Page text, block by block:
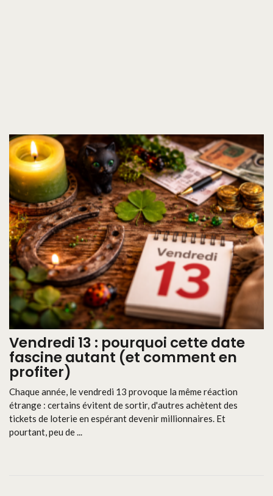
Vendredi 13 : pourquoi cette date
fascine autant (et comment en
profiter)
Chaque année, le vendredi 13 provoque la même réaction
étrange : certains évitent de sortir, d'autres achètent des
tickets de loterie en espérant devenir millionnaires. Et
pourtant, peu de ...